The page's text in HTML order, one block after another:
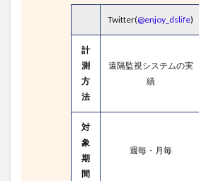
Twitter(@enjoy_dslife)
計
測
方
法
遠隔監視システムの実
績
対
象
期
間
週毎・月毎